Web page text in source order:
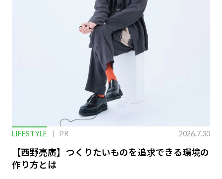
LIFESTYLE PR 2026.7.30
【西野亮廣】つくりたいものを追求できる環境の
作り方とは